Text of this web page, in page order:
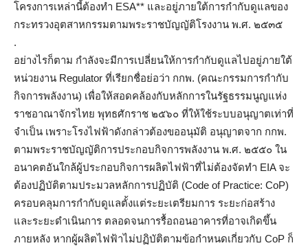
โครงการเหล่านี้ต้องทำ ESA** และอยู่ภายใต้การกำกับดูแลของ
กระทรวงอุตสาหกรรมตามพระราชบัญญัติโรงงาน พ.ศ. ๒๕๓๕
.
อย่างไรก็ตาม กำลังจะมีการเปลี่ยนให้การกำกับดูแลไปอยู่ภายใต้
หน่วยงาน Regulator ที่เรียกชื่อย่อว่า กกพ. (คณะกรรมการกำกับ
กิจการพลังงาน) เพื่อให้สอดคล้องกับหลักการในรัฐธรรมนูญแห่ง
ราชอาณาจักรไทย พุทธศักราช ๒๕๖๐ ที่ให้ใช้ระบบอนุญาตเท่าที่
จำเป็น เพราะโรงไฟฟ้าดังกล่าวต้องขออนุมัติ อนุญาตจาก กกพ.
ตามพระราชบัญญัติการประกอบกิจการพลังงาน พ.ศ. ๒๕๕๐ ใน
อนาคตอันใกล้ผู้ประกอบกิจการผลิตไฟฟ้าที่ไม่ต้องจัดทำ EIA จะ
ต้องปฏิบัติตามประมวลหลักการปฏิบัติ (Code of Practice: CoP)
ครอบคลุมการกำกับดูแลตั้งแต่ระยะเตรียมการ ระยะก่อสร้าง
และระยะดำเนินการ ตลอดจนการรื้อถอนอาคารที่อาจเกิดขึ้น
ภายหลัง หากผู้ผลิตไฟฟ้าไม่ปฏิบัติตามข้อกำหนดเกี่ยวกับ CoP ก็